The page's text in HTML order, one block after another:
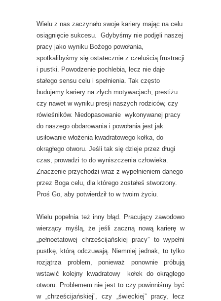
Wielu z nas zaczynało swoje kariery mając na celu
osiągnięcie sukcesu. Gdybyśmy nie podjęli naszej
pracy jako wyniku Bożego powołania,
spotkalibyśmy się ostatecznie z czeluścią frustracji
i pustki. Powodzenie pochlebia, lecz nie daje
stałego sensu celu i spełnienia. Tak często
budujemy kariery na złych motywacjach, prestiżu
czy nawet w wyniku presji naszych rodziców, czy
rówieśników. Niedopasowanie wykonywanej pracy
do naszego obdarowania i powołania jest jak
usiłowanie włożenia kwadratowego kołka, do
okrągłego otworu. Jeśli tak się dzieje przez długi
czas, prowadzi to do wyniszczenia człowieka.
Znaczenie przychodzi wraz z wypełnieniem danego
przez Boga celu, dla którego zostałeś stworzony.
Proś Go, aby potwierdził to w twoim życiu.
Wielu popełnia też inny błąd. Pracujący zawodowo
wierzący myślą, że jeśli zaczną nową karierę w
„pełnoetatowej chrześcijańskiej pracy” to wypełni
pustkę, którą odczuwają. Niemniej jednak, to tylko
rozjątrza problem, ponieważ ponownie próbują
wstawić kolejny kwadratowy kołek do okrągłego
otworu. Problemem nie jest to czy powinniśmy być
w „chrześcijańskiej”, czy „świeckiej” pracy, lecz